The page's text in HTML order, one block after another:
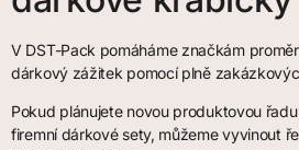
V DST-Pack pomáháme značkám
dárkový zážitek pomocí plně
Pokud plánujete novou produktovou
firemní dárkové sety, můžeme vyvinout